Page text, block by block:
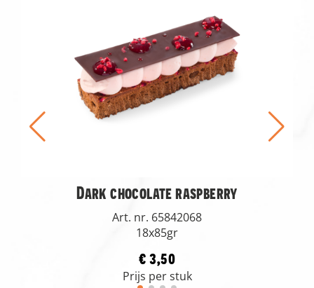
Dark chocolate raspberry
Art. nr. 65842068
18x85gr
€ 3,50
Prijs per stuk